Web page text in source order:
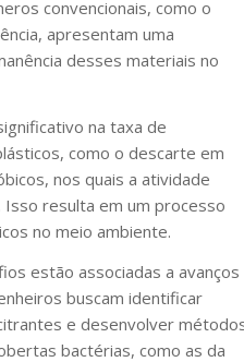
convencionais, como o
apresentam uma
desses materiais no
na taxa de
como o descarte em
nos quais a atividade
Isso resulta em um processo
no meio ambiente.
estão associadas a avanços
buscam identificar
e desenvolver
bactérias, como as da